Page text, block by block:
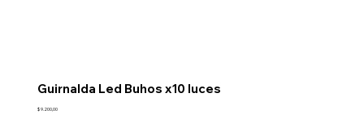
Guirnalda Led Buhos x10 luces
Precio
$ 9.200,00